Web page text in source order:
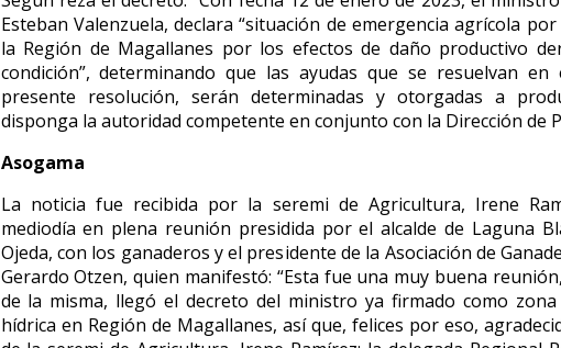
Esteban Valenzuela, declara “situación de emergencia agrícola
la Región de Magallanes por los efectos de daño productivo
condición”, determinando que las ayudas que se resuelvan
presente resolución, serán determinadas y otorgadas a
disponga la autoridad competente en conjunto con la Dirección de
Asogama
La noticia fue recibida por la seremi de Agricultura, Irene
mediodía en plena reunión presidida por el alcalde de Laguna
Ojeda, con los ganaderos y el presidente de la Asociación de
Gerardo Otzen, quien manifestó: “Esta fue una muy buena
de la misma, llegó el decreto del ministro ya firmado como zona
hídrica en Región de Magallanes, así que, felices por eso,